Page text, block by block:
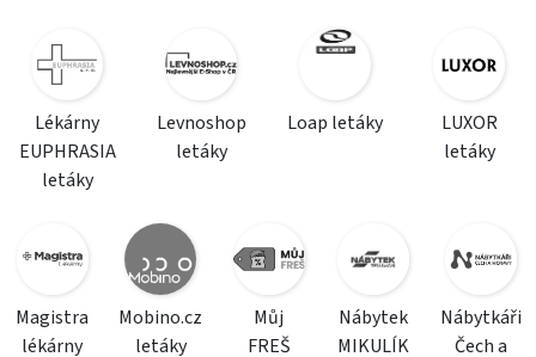
Lékárny
EUPHRASIA
letáky
Levnoshop
letáky
Loap letáky
LUXOR
letáky
Magistra
lékárny
Mobino.cz
letáky
Můj
FREŠ
Nábytek
MIKULÍK
Nábytkáři
Čech a